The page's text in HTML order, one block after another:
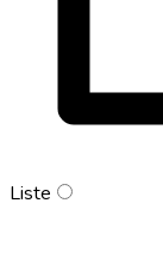
Liste